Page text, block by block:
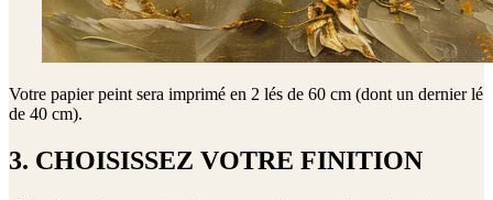
Votre papier peint sera imprimé en 2 lés de 60 cm (dont un dernier lé
de 40 cm).
3. CHOISISSEZ VOTRE FINITION